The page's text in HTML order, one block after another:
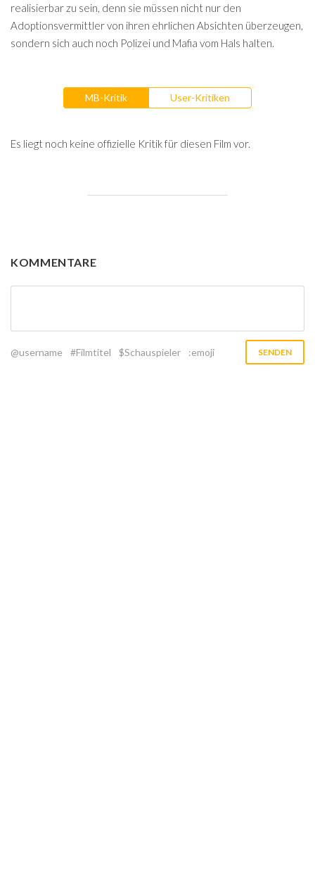
realisierbar zu sein, denn sie müssen nicht nur den
Adoptionsvermittler von ihren ehrlichen Absichten überzeugen,
sondern sich auch noch Polizei und Mafia vom Hals halten.
MB-Kritik User-Kritiken
Es liegt noch keine offizielle Kritik für diesen Film vor.
KOMMENTARE
@username #Filmtitel $Schauspieler :emoji